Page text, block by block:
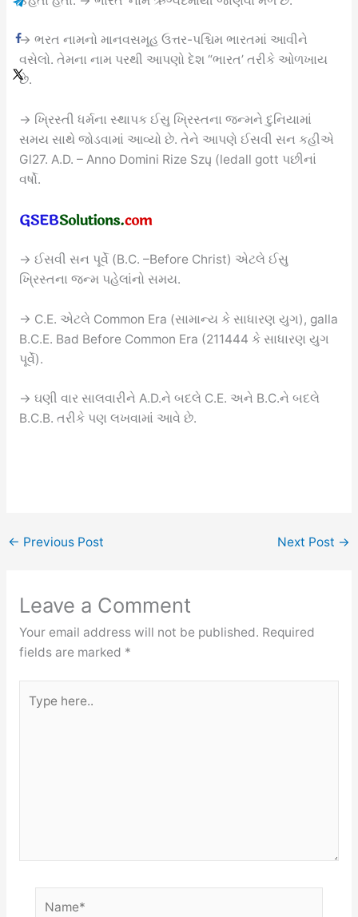
→ ભરત નામનો માનવસમૂહ ઉત્તર-પશ્ચિમ ભારતમાં આવીને
વસેલો. તેમના નામ પરથી આપણો દેશ “ભારત’ તરીકે ઓળખાય
છે.
→ ખ્રિસ્તી ધર્મના સ્થાપક ઈસુ ખ્રિસ્તના જન્મને દુનિયામાં
સમય સાથે જોડવામાં આવ્યો છે. તેને આપણે ઈસવી સન કહીએ
Gl27. A.D. – Anno Domini Rize Szų (ledall gott પછીનાં
વર્ષો.
→ ઈસવી સન પૂર્વે (B.C. –Before Christ) એટલે ઈસુ
ખ્રિસ્તના જન્મ પહેલાંનો સમય.
→ C.E. એટલે Common Era (સામાન્ય કે સાધારણ યુગ), galla
B.C.E. Bad Before Common Era (211444 કે સાધારણ યુગ
પૂર્વે).
→ ઘણી વાર સાલવારીને A.D.ને બદલે C.E. અને B.C.ને બદલે
B.C.B. તરીકે પણ લખવામાં આવે છે.
← Previous Post Next Post →
Leave a Comment
Your email address will not be published. Required
fields are marked *
here..